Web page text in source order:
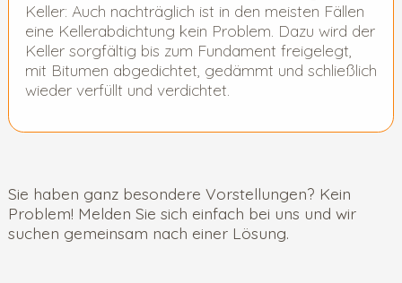
Keller: Auch nachträglich ist in den meisten Fällen
eine Kellerabdichtung kein Problem. Dazu wird der
Keller sorgfältig bis zum Fundament freigelegt,
mit Bitumen abgedichtet, gedämmt und schließlich
wieder verfüllt und verdichtet.
Sie haben ganz besondere Vorstellungen? Kein
Problem! Melden Sie sich einfach bei uns und wir
suchen gemeinsam nach einer Lösung.